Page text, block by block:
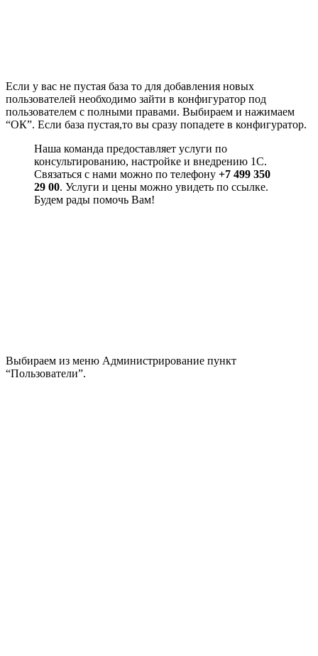
Если у вас не пустая база то для добавления новых
пользователей необходимо зайти в конфигуратор под
пользователем с полными правами. Выбираем и нажимаем
“ОК”. Если база пустая,то вы сразу попадете в конфигуратор.
Наша команда предоставляет услуги по
консультированию, настройке и внедрению 1С.
Связаться с нами можно по телефону +7 499 350
29 00. Услуги и цены можно увидеть по ссылке.
Будем рады помочь Вам!
Выбираем из меню Администрирование пункт
“Пользователи”.